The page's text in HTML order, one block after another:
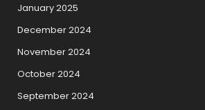
January 2025
December 2024
November 2024
October 2024
September 2024